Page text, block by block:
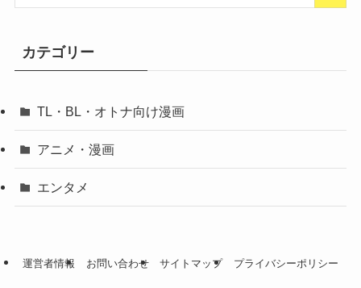
カテゴリー
TL・BL・オトナ向け漫画
アニメ・漫画
エンタメ
運営者情報 お問い合わせ サイトマップ プライバシーポリシー